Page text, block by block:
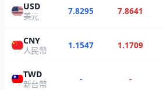
USD
美元
7.8295 7.8641
CNY
人民幣
1.1547 1.1709
TWD
新台幣
- -